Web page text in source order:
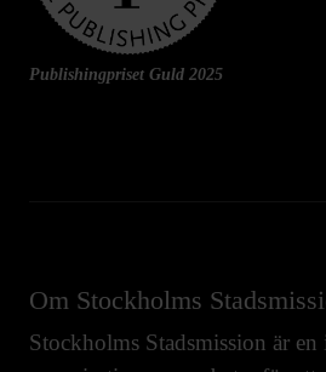
Publishingpriset Guld 2025
Om Stockholms
Stockholms Stadsmission är en